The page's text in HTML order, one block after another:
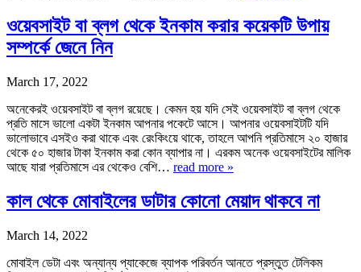
ওয়েবসাইট বা ব্লগ থেকে ইনকাম করার কয়েকটি উপায়
সম্পর্কে জেনে নিন
March 17, 2022
অনেকেরই ওয়েবসাইট বা ব্লগ রয়েছে। কেমন হয় যদি সেই ওয়েবসাইট বা ব্লগ থেকে
প্রতি মাসে ভালো একটা ইনকাম আপনার পকেটে আসে। আপনার ওয়েবসাইটটি যদি
ভালোভাবে এসইও করা থাকে এবং রেংকিংয়ে থাকে, তাহলে আপনি প্রতিমাসে ২০ হাজার
থেকে ৫০ হাজার টাকা ইনকাম করা কোন ব্যাপার না। এরকম অনেক ওয়েবসাইটের মালিক
আছে যারা প্রতিমাসে এর থেকেও বেশি… read more »
কাল থেকে মোবাইলের ডাটার কোনো মেয়াদ থাকবে না
March 14, 2022
মোবাইল ডেটা এবং অন্যান্য প্যাকেজে ব্যাপক পরিবর্তন আনতে প্রস্তুত টেলিকম